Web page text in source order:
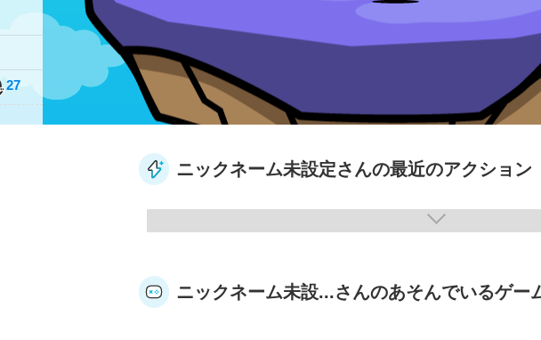
27
ニックネーム未設定さんの最近のアクション
ニックネーム未設...さんのあそんでいるゲー